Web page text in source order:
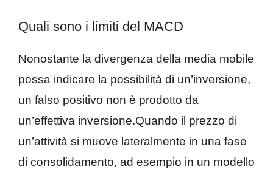
Quali sono i limiti del MACD
Nonostante la divergenza della media mobile
possa indicare la possibilità di un’inversione,
un falso positivo non è prodotto da
un’effettiva inversione.Quando il prezzo di
un’attività si muove lateralmente in una fase
di consolidamento, ad esempio in un modello